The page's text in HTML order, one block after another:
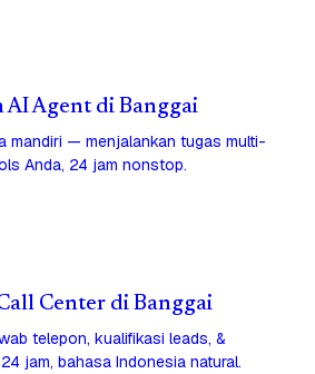
AI Agent di Banggai
mandiri — menjalankan tugas multi-
Anda, 24 jam nonstop.
Center di Banggai
telepon, kualifikasi leads, &
jam, bahasa Indonesia natural.